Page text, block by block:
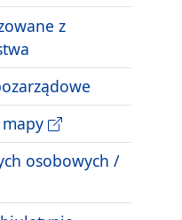
z
osobowych /